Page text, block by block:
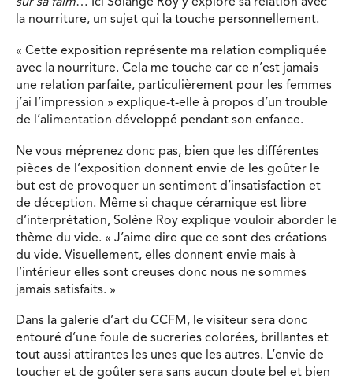
sur sa faim… Ici Solange Roy y explore sa relation avec
la nourriture, un sujet qui la touche personnellement.
« Cette exposition représente ma relation compliquée
avec la nourriture. Cela me touche car ce n’est jamais
une relation parfaite, particulièrement pour les femmes
j’ai l’impression » explique-t-elle à propos d’un trouble
de l’alimentation développé pendant son enfance.
Ne vous méprenez donc pas, bien que les différentes
pièces de l’exposition donnent envie de les goûter le
but est de provoquer un sentiment d’insatisfaction et
de déception. Même si chaque céramique est libre
d’interprétation, Solène Roy explique vouloir aborder le
thème du vide. « J’aime dire que ce sont des créations
du vide. Visuellement, elles donnent envie mais à
l’intérieur elles sont creuses donc nous ne sommes
jamais satisfaits. »
Dans la galerie d’art du CCFM, le visiteur sera donc
entouré d’une foule de sucreries colorées, brillantes et
tout aussi attirantes les unes que les autres. L’envie de
toucher et de goûter sera sans aucun doute bel et bien